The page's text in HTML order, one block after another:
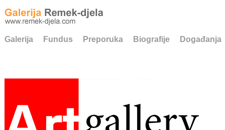
Galerija Fundus Preporuka Biografije Događanja